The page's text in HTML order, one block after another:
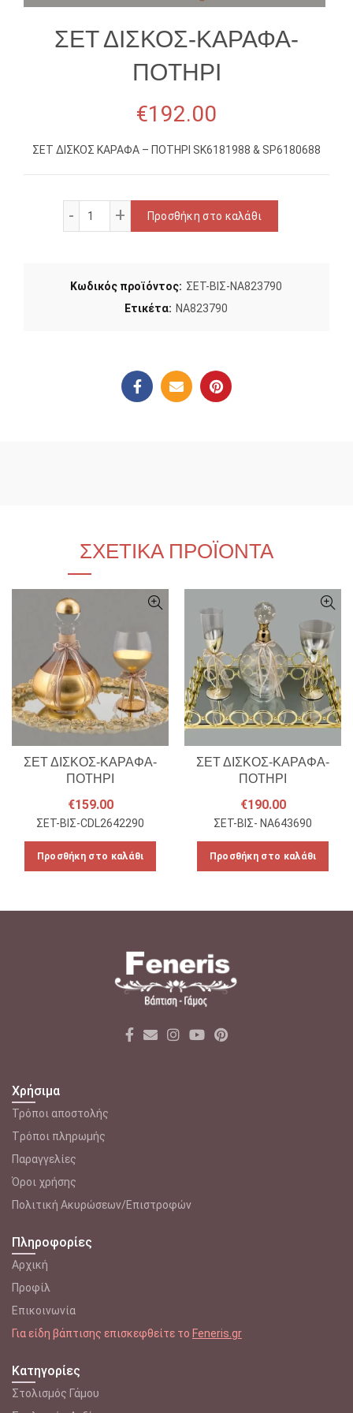
ΣΕΤ ΔΙΣΚΟΣ-ΚΑΡΑΦΑ-
ΠΟΤΗΡΙ
€192.00
ΣΕΤ ΔΙΣΚΟΣ ΚΑΡΑΦΑ – ΠΟΤΗΡΙ SK6181988 & SP6180688
ΣΕΤ ΔΙΣΚΟΣ-ΚΑΡΑΦΑ-ΠΟΤΗΡΙ ποσότητα
Προσθήκη στο καλάθι
Κωδικός προϊόντος: ΣΕΤ-ΒΙΣ-NA823790
Ετικέτα: NA823790
ΣΧΕΤΙΚΆ ΠΡΟΪΌΝΤΑ
ΣΕΤ ΔΙΣΚΟΣ-ΚΑΡΑΦΑ-
ΠΟΤΗΡΙ
€159.00
ΣΕΤ-ΒΙΣ-CDL2642290
Προσθήκη στο καλάθι
ΣΕΤ ΔΙΣΚΟΣ-ΚΑΡΑΦΑ-
ΠΟΤΗΡΙ
€190.00
ΣΕΤ-ΒΙΣ- NA643690
Προσθήκη στο καλάθι
Χρήσιμα
Τρόποι αποστολής
Tρόποι πληρωμής
Παραγγελίες
Όροι χρήσης
Πολιτική Ακυρώσεων/Επιστροφών
Πληροφορίες
Αρχική
Προφίλ
Επικοινωνία
Για είδη βάπτισης επισκεφθείτε το Feneris.gr
Κατηγορίες
Στολισμός Γάμου